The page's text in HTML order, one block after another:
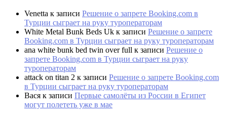
Venetta к записи Решение о запрете Booking.com в
Турции сыграет на руку туроператорам
White Metal Bunk Beds Uk к записи Решение о запрете
Booking.com в Турции сыграет на руку туроператорам
ana white bunk bed twin over full к записи Решение о
запрете Booking.com в Турции сыграет на руку
туроператорам
attack on titan 2 к записи Решение о запрете Booking.com
в Турции сыграет на руку туроператорам
Вася к записи Первые самолёты из России в Египет
могут полететь уже в мае